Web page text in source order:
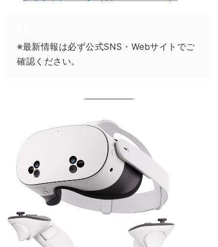
※最新情報は必ず公式SNS・Webサイトでご
確認ください。